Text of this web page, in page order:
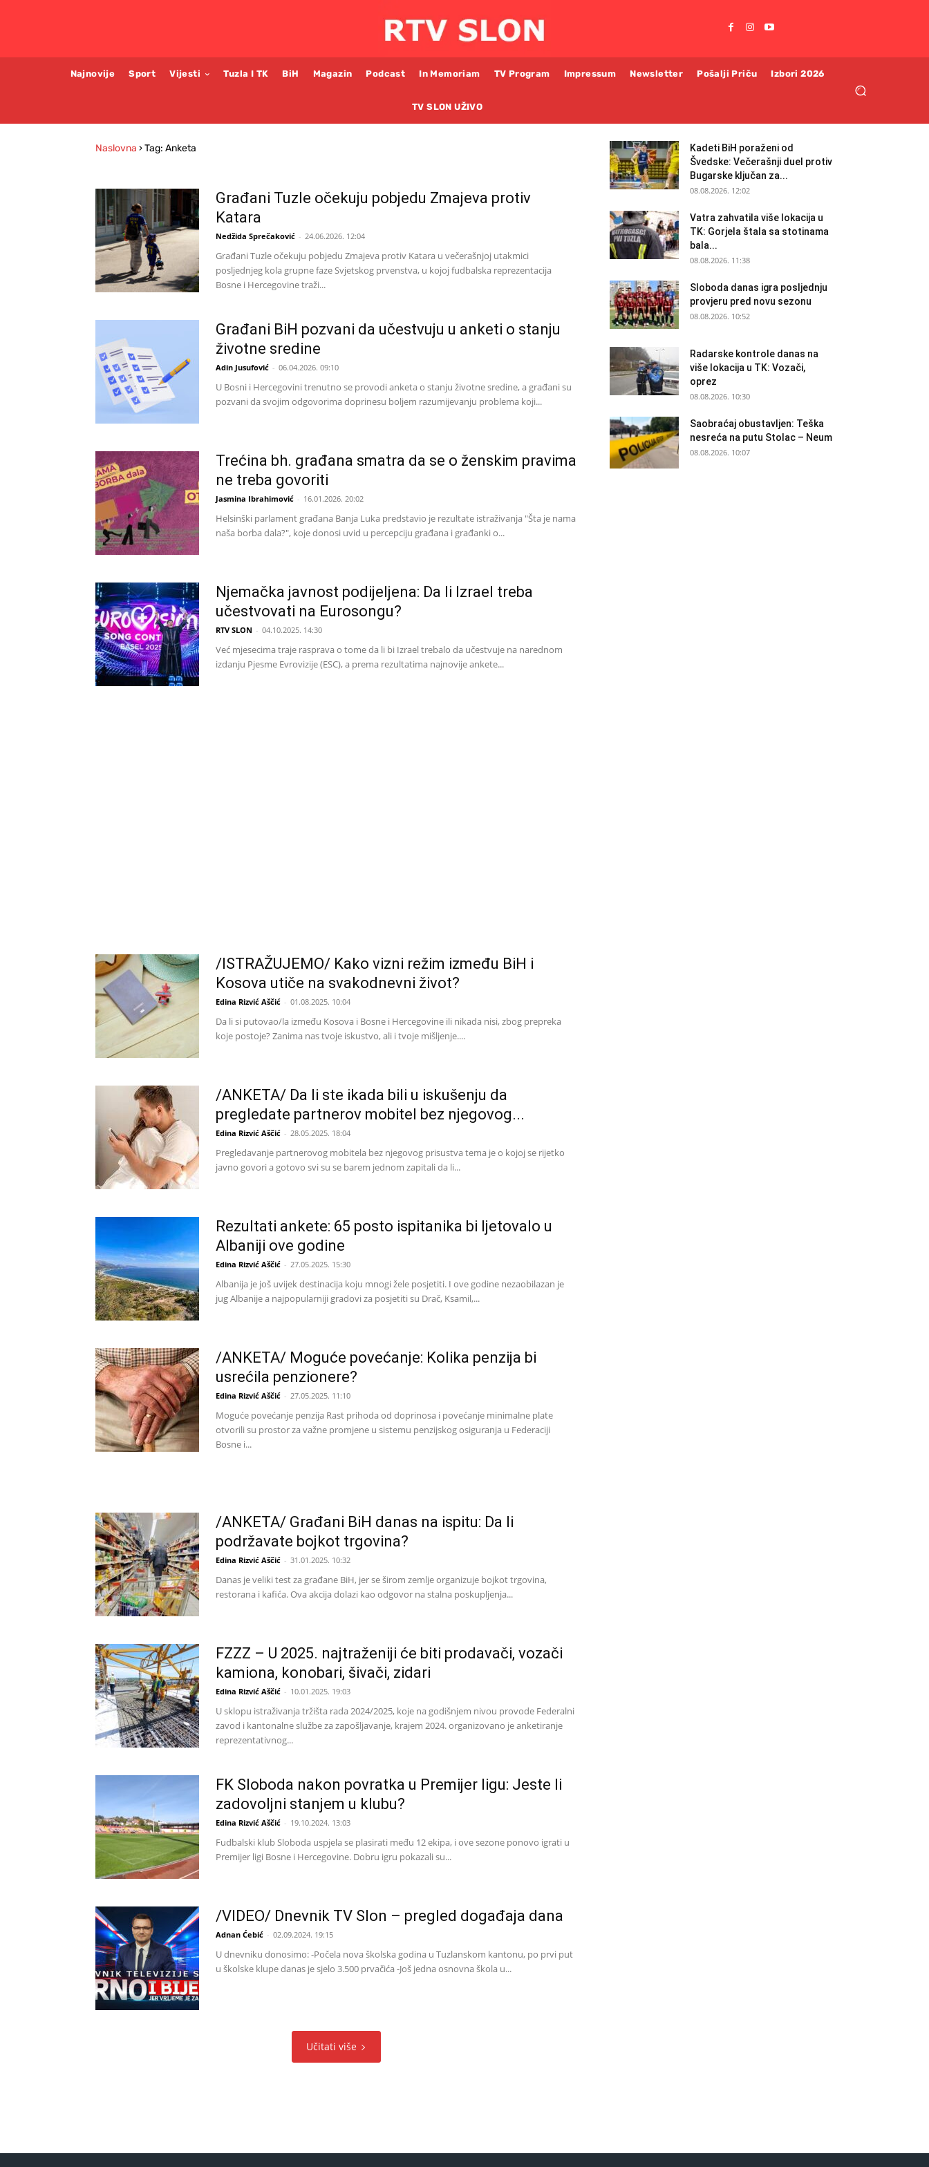
Najnovije Sport Vijesti Tuzla I TK BiH Magazin Podcast In Memoriam TV Program Impressum Newsletter Pošalji Priču Izbori 2026
TV SLON UŽIVO
Naslovna ›Tag: Anketa
Građani Tuzle očekuju pobjedu Zmajeva protiv
Katara
Nedžida Sprečaković - 24.06.2026. 12:04
Građani Tuzle očekuju pobjedu Zmajeva protiv Katara u večerašnjoj utakmici
posljednjeg kola grupne faze Svjetskog prvenstva, u kojoj fudbalska reprezentacija
Bosne i Hercegovine traži...
Građani BiH pozvani da učestvuju u anketi o stanju
životne sredine
Adin Jusufović - 06.04.2026. 09:10
U Bosni i Hercegovini trenutno se provodi anketa o stanju životne sredine, a građani su
pozvani da svojim odgovorima doprinesu boljem razumijevanju problema koji...
Trećina bh. građana smatra da se o ženskim pravima
ne treba govoriti
Jasmina Ibrahimović - 16.01.2026. 20:02
Helsinški parlament građana Banja Luka predstavio je rezultate istraživanja "Šta je nama
naša borba dala?", koje donosi uvid u percepciju građana i građanki o...
Njemačka javnost podijeljena: Da li Izrael treba
učestvovati na Eurosongu?
RTV SLON - 04.10.2025. 14:30
Već mjesecima traje rasprava o tome da li bi Izrael trebalo da učestvuje na narednom
izdanju Pjesme Evrovizije (ESC), a prema rezultatima najnovije ankete...
/ISTRAŽUJEMO/ Kako vizni režim između BiH i
Kosova utiče na svakodnevni život?
Edina Rizvić Aščić - 01.08.2025. 10:04
Da li si putovao/la između Kosova i Bosne i Hercegovine ili nikada nisi, zbog prepreka
koje postoje? Zanima nas tvoje iskustvo, ali i tvoje mišljenje....
/ANKETA/ Da li ste ikada bili u iskušenju da
pregledate partnerov mobitel bez njegovog...
Edina Rizvić Aščić - 28.05.2025. 18:04
Pregledavanje partnerovog mobitela bez njegovog prisustva tema je o kojoj se rijetko
javno govori a gotovo svi su se barem jednom zapitali da li...
Rezultati ankete: 65 posto ispitanika bi ljetovalo u
Albaniji ove godine
Edina Rizvić Aščić - 27.05.2025. 15:30
Albanija je još uvijek destinacija koju mnogi žele posjetiti. I ove godine nezaobilazan je
jug Albanije a najpopularniji gradovi za posjetiti su Drač, Ksamil,...
/ANKETA/ Moguće povećanje: Kolika penzija bi
usrećila penzionere?
Edina Rizvić Aščić - 27.05.2025. 11:10
Moguće povećanje penzija Rast prihoda od doprinosa i povećanje minimalne plate
otvorili su prostor za važne promjene u sistemu penzijskog osiguranja u Federaciji
Bosne i...
/ANKETA/ Građani BiH danas na ispitu: Da li
podržavate bojkot trgovina?
Edina Rizvić Aščić - 31.01.2025. 10:32
Danas je veliki test za građane BiH, jer se širom zemlje organizuje bojkot trgovina,
restorana i kafića. Ova akcija dolazi kao odgovor na stalna poskupljenja...
FZZZ – U 2025. najtraženiji će biti prodavači, vozači
kamiona, konobari, šivači, zidari
Edina Rizvić Aščić - 10.01.2025. 19:03
U sklopu istraživanja tržišta rada 2024/2025, koje na godišnjem nivou provode Federalni
zavod i kantonalne službe za zapošljavanje, krajem 2024. organizovano je anketiranje
reprezentativnog...
FK Sloboda nakon povratka u Premijer ligu: Jeste li
zadovoljni stanjem u klubu?
Edina Rizvić Aščić - 19.10.2024. 13:03
Fudbalski klub Sloboda uspjela se plasirati među 12 ekipa, i ove sezone ponovo igrati u
Premijer ligi Bosne i Hercegovine. Dobru igru pokazali su...
/VIDEO/ Dnevnik TV Slon – pregled događaja dana
Adnan Ćebić - 02.09.2024. 19:15
U dnevniku donosimo: -Počela nova školska godina u Tuzlanskom kantonu, po prvi put
u školske klupe danas je sjelo 3.500 prvačića -Još jedna osnovna škola u...
Učitati više
Kadeti BiH poraženi od
Švedske: Večerašnji duel protiv
Bugarske ključan za...
08.08.2026. 12:02
Vatra zahvatila više lokacija u
TK: Gorjela štala sa stotinama
bala...
08.08.2026. 11:38
Sloboda danas igra posljednju
provjeru pred novu sezonu
08.08.2026. 10:52
Radarske kontrole danas na
više lokacija u TK: Vozači,
oprez
08.08.2026. 10:30
Saobraćaj obustavljen: Teška
nesreća na putu Stolac – Neum
08.08.2026. 10:07